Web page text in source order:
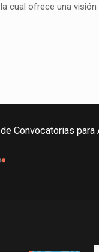
cual ofrece una visión
Convocatorias para